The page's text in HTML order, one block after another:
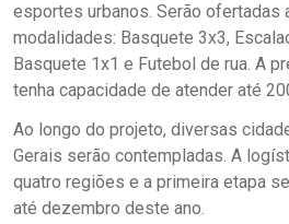
esportes urbanos. Serão ofertadas
modalidades: Basquete 3x3,
Basquete 1x1 e Futebol de rua. A
tenha capacidade de atender até
Ao longo do projeto, diversas
Gerais serão contempladas. A
quatro regiões e a primeira etapa
até dezembro deste ano.